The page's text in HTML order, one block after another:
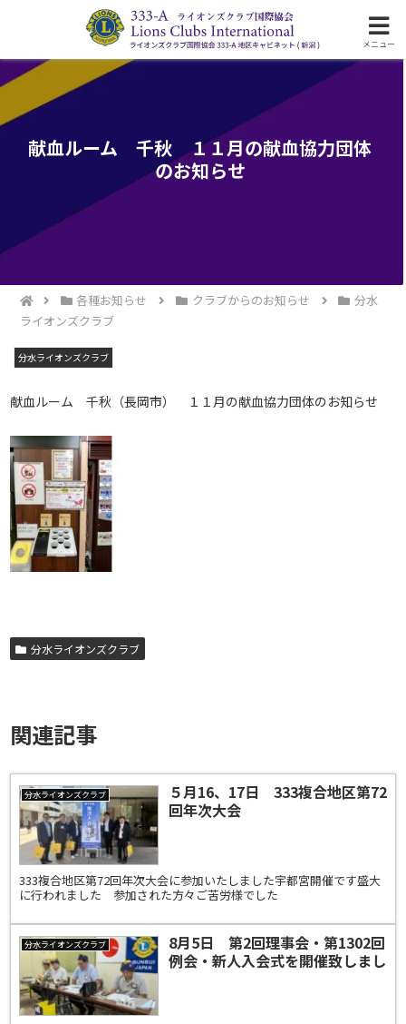
ライオンズクラブ国際協会333-A地区の活動
献血ルーム 千秋 １１月の献血協力団体
のお知らせ
各種お知らせ クラブからのお知らせ
分水
ライオンズクラブ
分水ライオンズクラブ
献血ルーム 千秋（長岡市） １１月の献血協力団体のお知らせ
分水ライオンズクラブ
関連記事
分水ライオンズクラブ
５月16、17日 333複合地区第72
回年次大会
333複合地区第72回年次大会に参加いたしました宇都宮開催です盛大
に行われました 参加された方々ご苦労様でした
分水ライオンズクラブ
8月5日 第2回理事会・第1302回
例会・新人入会式を開催致しまし
メニュー